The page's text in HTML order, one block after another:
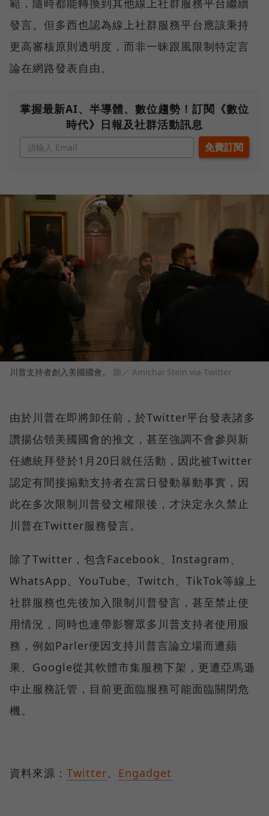
發言。但多西也認為線上社群服務平台應該秉持
更高審核原則透明度，而非一昧跟風限制特定言
論在網路發表自由。
掌握最新AI、半導體、數位趨勢！訂閱《數位
時代》日報及社群活動訊息
川普支持者創入美國國會。 圖／ Amichai Stein via Twitter
由於川普在即將卸任前，於Twitter平台發表諸多
讚揚佔領美國國會的推文，甚至強調不會參與新
任總統拜登於1月20日就任活動，因此被Twitter
認定有間接搧動支持者在當日發動暴動事實，因
此在多次限制川普發文權限後，才決定永久禁止
川普在Twitter服務發言。
除了Twitter，包含Facebook、Instagram、
WhatsApp、YouTube、Twitch、TikTok等線上
社群服務也先後加入限制川普發言，甚至禁止使
用情況，同時也連帶影響眾多川普支持者使用服
務，例如Parler便因支持川普言論立場而遭蘋
果、Google從其軟體市集服務下架，更遭亞馬遜
中止服務託管，目前更面臨服務可能面臨關閉危
機。
資料來源： Twitter Engadget